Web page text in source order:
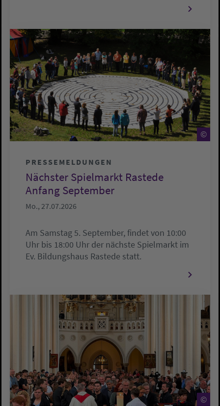
©
©
PRESSEMELDUNGEN
Nächster Spielmarkt Rastede
Anfang September
Mo., 27.07.2026
Am Samstag 5. September, findet von 10:00
Uhr bis 18:00 Uhr der nächste Spielmarkt im
Ev. Bildungshaus Rastede statt.
©
©